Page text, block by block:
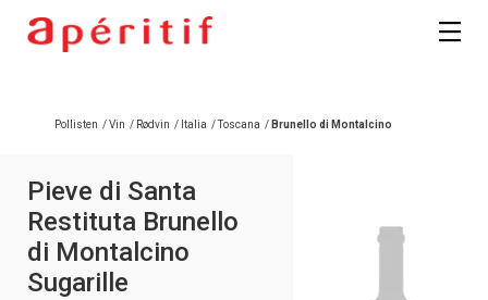
Pollisten /Vin / Rødvin / Italia /Toscana / Brunello di Montalcino
Pieve di Santa
Restituta Brunello
di Montalcino
Sugarille